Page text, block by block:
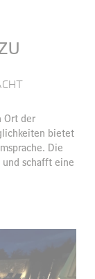
Ort der
bietet
Die
schafft eine